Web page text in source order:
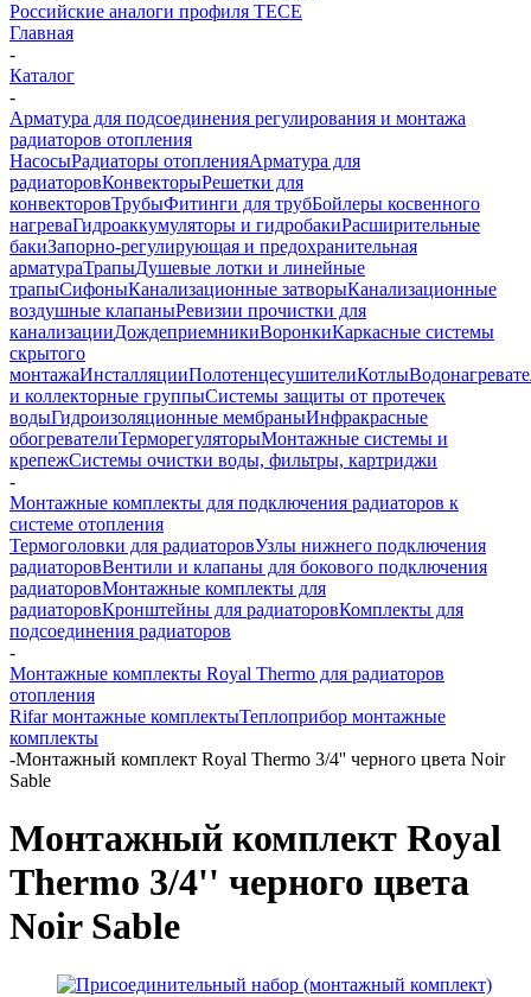
Российские аналоги профиля TECE
Главная
-
Каталог
-
Арматура для подсоединения регулирования и монтажа
радиаторов отопления
НасосыРадиаторы отопленияАрматура для
радиаторовКонвекторыРешетки для
конвекторовТрубыФитинги для трубБойлеры косвенного
нагреваГидроаккумуляторы и гидробакиРасширительные
бакиЗапорно-регулирующая и предохранительная
арматураТрапыДушевые лотки и линейные
трапыСифоныКанализационные затворыКанализационные
воздушные клапаныРевизии прочистки для
канализацииДождеприемникиВоронкиКаркасные системы
скрытого
монтажаИнсталляцииПолотенцесушителиКотлы
и коллекторные группыСистемы защиты от протечек
водыГидроизоляционные мембраныИнфракрасные
обогревателиТерморегуляторыМонтажные системы и
крепежСистемы очистки воды, фильтры, картриджи
-
Монтажные комплекты для подключения радиаторов к
системе отопления
Термоголовки для радиаторовУзлы нижнего подключения
радиаторовВентили и клапаны для бокового подключения
радиаторовМонтажные комплекты для
радиаторовКронштейны для радиаторовКомплекты для
подсоединения радиаторов
-
Монтажные комплекты Royal Thermo для радиаторов
отопления
Rifar монтажные комплектыТеплоприбор монтажные
комплекты
-Монтажный комплект Royal Thermo 3/4'' черного цвета Noir
Sable
Монтажный комплект Royal
Thermo 3/4'' черного цвета
Noir Sable